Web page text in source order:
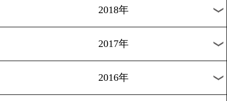
2023年
2022年